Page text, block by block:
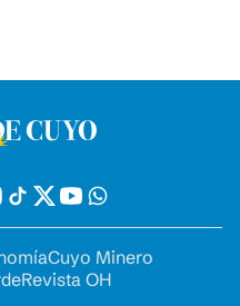
Cuyo Minero
Revista OH